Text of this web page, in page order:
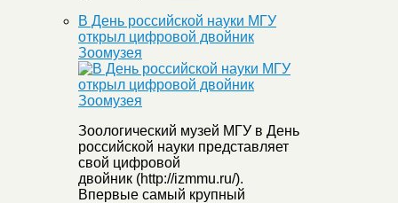
В День российской науки МГУ
открыл цифровой двойник
Зоомузея
Зоологический музей МГУ в День
российской науки представляет
свой цифровой
двойник (http://izmmu.ru/).
Впервые самый крупный